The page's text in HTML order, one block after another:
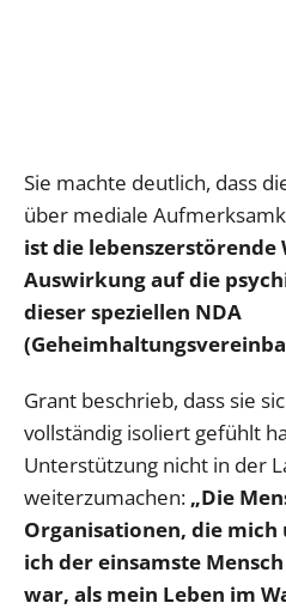
Sie machte deutlich, dass
über mediale
ist die lebenszerstörende
Auswirkung auf die
dieser speziellen NDA
Grant beschrieb, dass sie
vollständig isoliert gefühlt
Unterstützung nicht in der
weiterzumachen: „Die
Organisationen, die
ich der einsamste
war, als mein Leben im